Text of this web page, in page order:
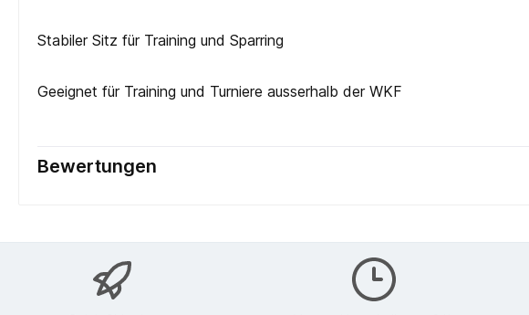
Stabiler Sitz für Training und Sparring
Geeignet für Training und Turniere ausserhalb der WKF
Bewertungen